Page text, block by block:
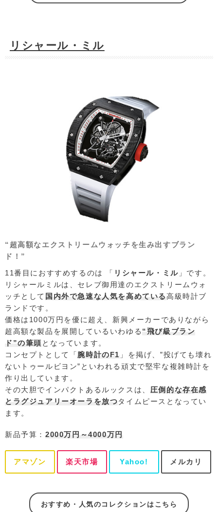
リシャール・ミル
“超高額なエクストリームウォッチを生み出すブラン
ド！”
11番目におすすめするのは 「 リシャール・ミル 」です。
リシャールミルは、セレブ御用達のエクストリームウォ
ッチとして 国内外で急速な人気を高めている高級時計ブ
ランドです。
価格は1000万円を優に超え、新興メーカーでありながら
超高額な製品を展開しているいわゆる “飛び級ブラン
ド”の筆頭 となっています。
コンセプトとして「腕時計のF1 」を掲げ、”投げても壊れ
ないトゥールビヨン”といわれる頑丈で堅牢な複雑時計を
作り出しています。
その大胆でインパクトあるルックスは、 圧倒的な存在感
とラグジュアリーオーラを放つタイムピースとなってい
ます。
新品予算： 2000万円～4000万円
アマゾン 楽天市場 Yahoo! メルカリ
おすすめ・人気のコレクションはこちら